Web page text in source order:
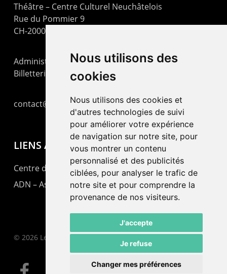
Nous utilisons des
cookies
Nous utilisons des cookies et
d'autres technologies de suivi
pour améliorer votre expérience
de navigation sur notre site, pour
vous montrer un contenu
personnalisé et des publicités
ciblées, pour analyser le trafic de
notre site et pour comprendre la
provenance de nos visiteurs.
J'accepte
Je refuse
Changer mes préférences
Théâtre – Centre Culturel Neuchâtelois
Rue du Pommier 9
CH-2000 Neuchâtel
Administration : +41 32 725 03 03
Billetterie : +41 32 725 05 05
contact@lepommier.ch
LIENS AMIS
Centre de culture ABC
ADN – Association Danse Neuchâtel
© 2026 Le Pommier.
facebook email